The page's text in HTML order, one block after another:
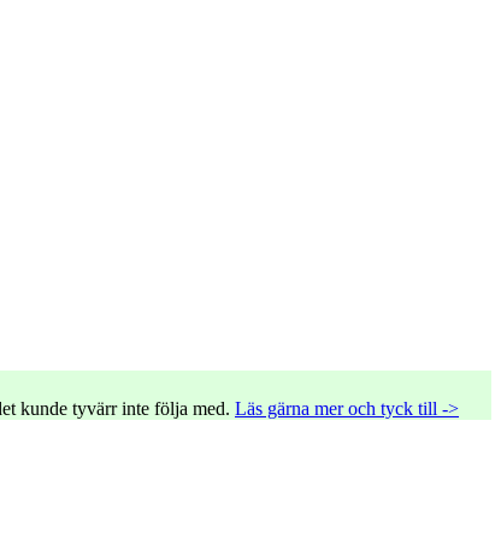
kunde tyvärr inte följa med. Läs gärna mer och tyck till ->